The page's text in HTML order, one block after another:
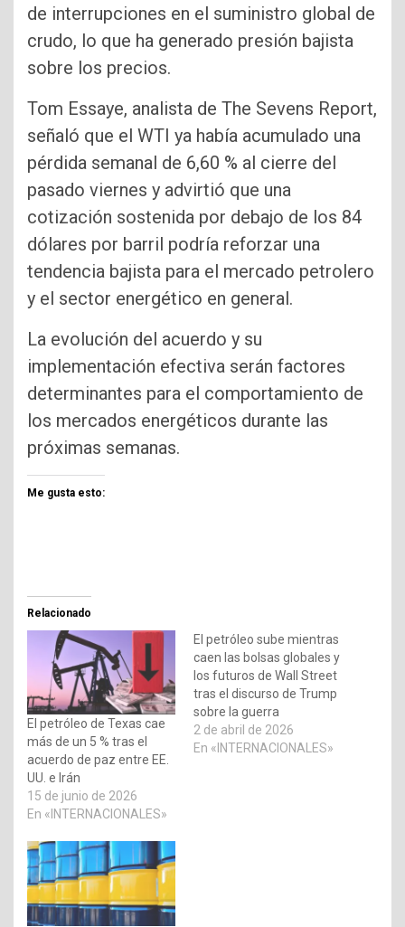
de interrupciones en el suministro global de
crudo, lo que ha generado presión bajista
sobre los precios.
Tom Essaye, analista de The Sevens Report,
señaló que el WTI ya había acumulado una
pérdida semanal de 6,60 % al cierre del
pasado viernes y advirtió que una
cotización sostenida por debajo de los 84
dólares por barril podría reforzar una
tendencia bajista para el mercado petrolero
y el sector energético en general.
La evolución del acuerdo y su
implementación efectiva serán factores
determinantes para el comportamiento de
los mercados energéticos durante las
próximas semanas.
Me gusta esto:
Relacionado
El petróleo de Texas cae
más de un 5 % tras el
acuerdo de paz entre EE.
UU. e Irán
15 de junio de 2026
En «INTERNACIONALES»
El petróleo sube mientras
caen las bolsas globales y
los futuros de Wall Street
tras el discurso de Trump
sobre la guerra
2 de abril de 2026
En «INTERNACIONALES»